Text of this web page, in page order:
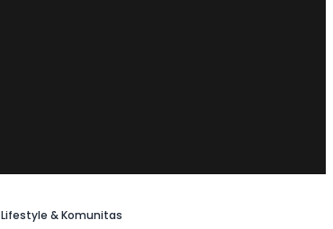
Lifestyle & Komunitas